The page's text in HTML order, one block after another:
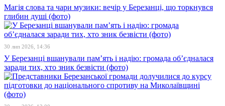
Магія слова та чари музики: вечір у Березанці, що торкнувся
глибин душі (фото)
30 лип 2026, 14:36
У Березанці вшанували пам’ять і надію: громада об’єдналася
заради тих, хто зник безвісти (фото)